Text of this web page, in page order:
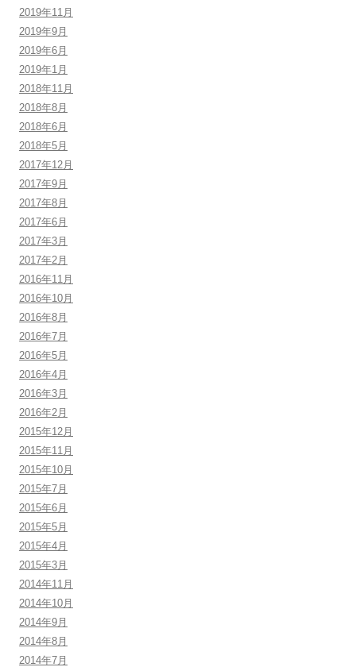
2019年11月
2019年9月
2019年6月
2019年1月
2018年11月
2018年8月
2018年6月
2018年5月
2017年12月
2017年9月
2017年8月
2017年6月
2017年3月
2017年2月
2016年11月
2016年10月
2016年8月
2016年7月
2016年5月
2016年4月
2016年3月
2016年2月
2015年12月
2015年11月
2015年10月
2015年7月
2015年6月
2015年5月
2015年4月
2015年3月
2014年11月
2014年10月
2014年9月
2014年8月
2014年7月